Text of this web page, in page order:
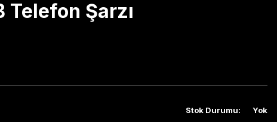
Telefon Şarzı
Stok Durumu: Yok